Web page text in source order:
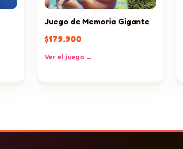
Juego de Memoria Gigante
$179.900
Ver el juego →